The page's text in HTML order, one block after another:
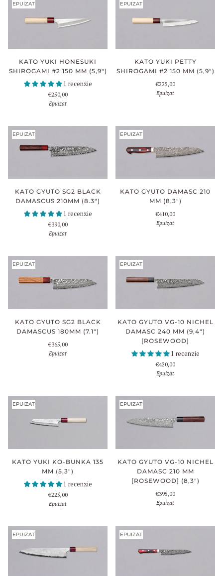
EPUIZAT
KATO YUKI HONESUKI
SHIROGAMI #2 150 MM (5,9")
1 recenzie
€250,00
Epuizat
EPUIZAT
KATO YUKI PETTY
SHIROGAMI #2 150 MM (5,9")
€225,00
Epuizat
EPUIZAT
KATO GYUTO SG2 BLACK
DAMASCUS 210MM (8.3")
1 recenzie
€390,00
Epuizat
EPUIZAT
KATO GYUTO DAMASC 210
MM (8,3")
€410,00
Epuizat
EPUIZAT
KATO GYUTO SG2 BLACK
DAMASCUS 180MM (7.1")
€365,00
Epuizat
EPUIZAT
KATO GYUTO VG-10 NICHEL
DAMASC 240 MM (9,4")
[ROSEWOOD]
1 recenzie
€420,00
Epuizat
EPUIZAT
KATO YUKI KO-BUNKA 135
MM (5,3")
1 recenzie
€225,00
Epuizat
EPUIZAT
KATO GYUTO VG-10 NICHEL
DAMASC 210 MM
[ROSEWOOD] (8,3")
€395,00
Epuizat
EPUIZAT EPUIZAT